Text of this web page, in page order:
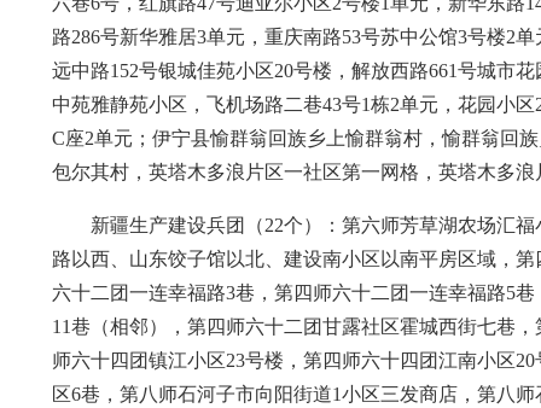
路286号新华雅居3单元，重庆南路53号苏中公馆3号楼2
远中路152号银城佳苑小区20号楼，解放西路661号城市
中苑雅静苑小区，飞机场路二巷43号1栋2单元，花园小
C座2单元；伊宁县愉群翁回族乡上愉群翁村，愉群翁回
包尔其村，英塔木多浪片区一社区第一网格，英塔木多
新疆生产建设兵团（22个）：第六师芳草湖农场汇
路以西、山东饺子馆以北、建设南小区以南平房区域，
六十二团一连幸福路3巷，第四师六十二团一连幸福路5
11巷（相邻），第四师六十二团甘露社区霍城西街七巷
师六十四团镇江小区23号楼，第四师六十四团江南小区
区6巷，第八师石河子市向阳街道1小区三发商店，第八